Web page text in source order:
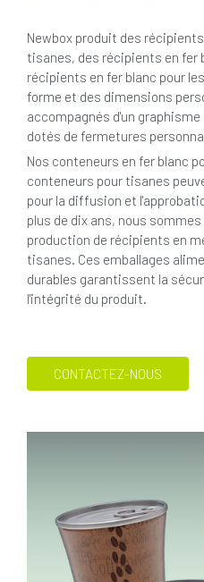
Newbox produit des
tisanes, des récipients en fer
récipients en fer blanc pour
forme et des dimensions
accompagnés d'un
dotés de fermetures
Nos conteneurs en fer blanc
conteneurs pour tisanes
pour la diffusion et
plus de dix ans, nous
production de récipients en
tisanes. Ces emballages
durables garantissent la
l'intégrité du produit.
CONTACTEZ-NOUS